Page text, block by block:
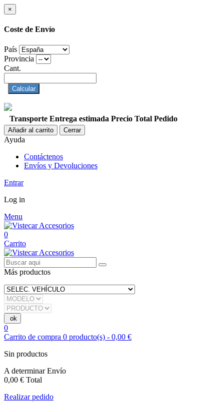
×
Coste de Envío
País
Provincia
Cant.
Calcular
Transporte Entrega estimada Precio Total Pedido
Añadir al carrito Cerrar
Ayuda
Contáctenos
Envíos y Devoluciones
Entrar
Log in
Menu
0
Carrito
Más productos
0
Carrito de compra 0 producto(s) - 0,00 €
Sin productos
A determinarEnvío
0,00 € Total
Realizar pedido